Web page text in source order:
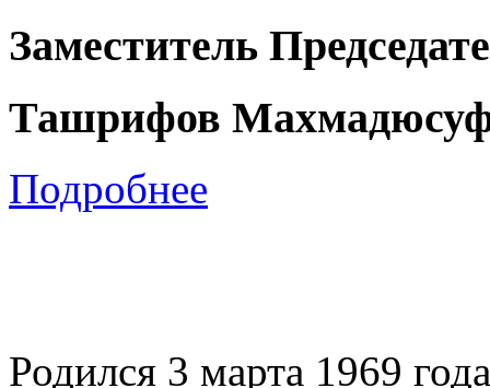
Заместитель
Ташрифов
Подробнее
Родился 3 марта 1969